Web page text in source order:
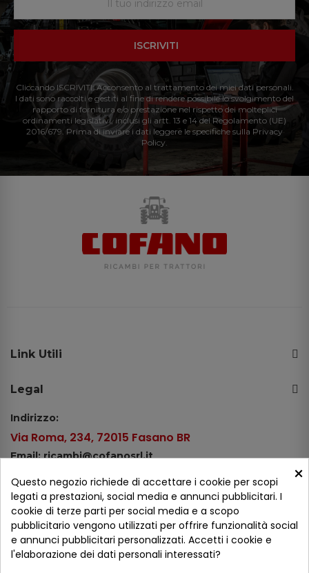
ISCRIVITI
Cliccando ISCRIVITI: Acconsento al trattamento dei miei dati personali.
I dati sono raccolti e gestiti al fine di rendere possibile lo svolgimento del
rapporto di fornitura e/o prestazione nel rispetto dei molteplici
ordinamenti legislativi, inclusi gli artt. 13 e 14 del Regolamento (UE)
2016/679. Prima di inviare i dati leggere le specifiche sulla Privacy
Policy.
Link Utili
Legal
Indirizzo:
Via Roma, 234, 72015 Fasano BR
Email: ricambi@cofanosrl.it
Tel.: +39 080 44 13 478
WhatsApp: +39 334 98 51 100
Metodi di pagamento
×
Questo negozio richiede di accettare i cookie per scopi
legati a prestazioni, social media e annunci pubblicitari. I
cookie di terze parti per social media e a scopo
pubblicitario vengono utilizzati per offrire funzionalità social
e annunci pubblicitari personalizzati. Accetti i cookie e
l'elaborazione dei dati personali interessati?